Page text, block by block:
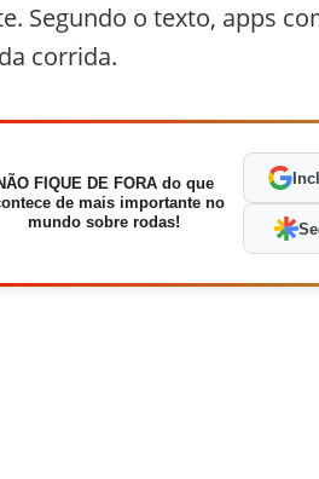
Segundo o texto, apps
corrida.
FIQUE DE FORA do que
de mais importante no
mundo sobre rodas!